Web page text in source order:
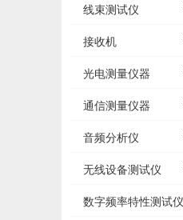
线束测试仪
接收机
光电测量仪器
通信测量仪器
音频分析仪
无线设备测试仪
数字频率特性测试仪